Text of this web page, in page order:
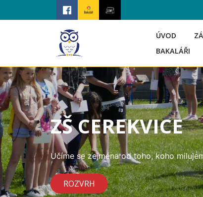
ÚVOD
BAKALÁŘI
ZŠ CEREKVICE
Učíme se zejména od toho, koho
ROZVRH